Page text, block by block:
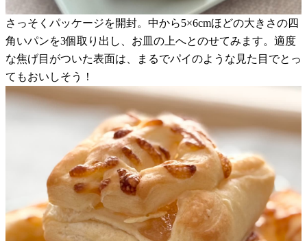
さっそくパッケージを開封。中から5×6cmほどの大きさの四
角いパンを3個取り出し、お皿の上へとのせてみます。適度
な焦げ目がついた表面は、まるでパイのような見た目でとっ
てもおいしそう！